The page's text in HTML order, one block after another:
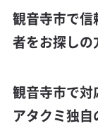
観音寺市で
者をお探しの
観音寺市で
アタクミ独